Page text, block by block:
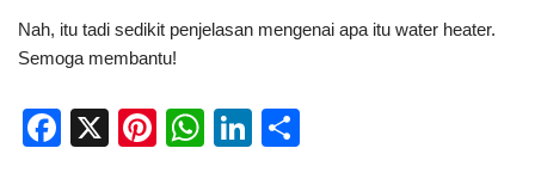
Nah, itu tadi sedikit penjelasan mengenai apa itu water heater.
Semoga membantu!
F
X
Pi
W
Li